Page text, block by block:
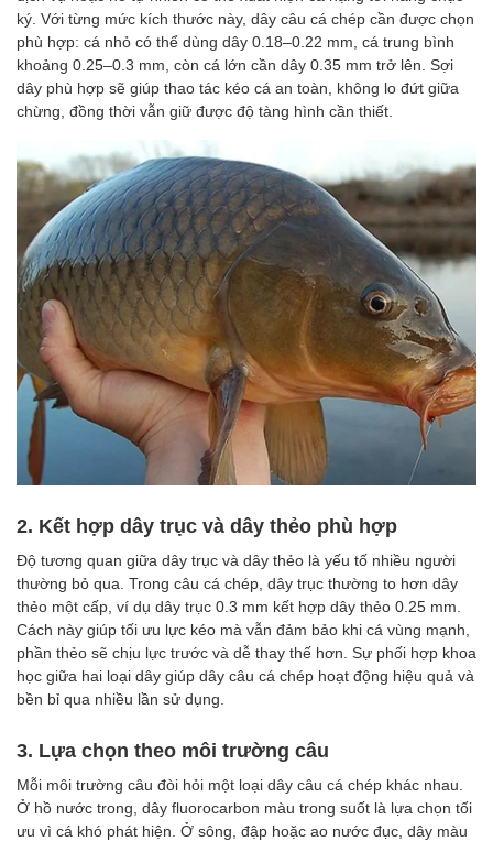
ký. Với từng mức kích thước này, dây câu cá chép cần được chọn
phù hợp: cá nhỏ có thể dùng dây 0.18–0.22 mm, cá trung bình
khoảng 0.25–0.3 mm, còn cá lớn cần dây 0.35 mm trở lên. Sợi
dây phù hợp sẽ giúp thao tác kéo cá an toàn, không lo đứt giữa
chừng, đồng thời vẫn giữ được độ tàng hình cần thiết.
2. Kết hợp dây trục và dây thẻo phù hợp
Độ tương quan giữa dây trục và dây thẻo là yếu tố nhiều người
thường bỏ qua. Trong câu cá chép, dây trục thường to hơn dây
thẻo một cấp, ví dụ dây trục 0.3 mm kết hợp dây thẻo 0.25 mm.
Cách này giúp tối ưu lực kéo mà vẫn đảm bảo khi cá vùng mạnh,
phần thẻo sẽ chịu lực trước và dễ thay thế hơn. Sự phối hợp khoa
học giữa hai loại dây giúp dây câu cá chép hoạt động hiệu quả và
bền bỉ qua nhiều lần sử dụng.
3. Lựa chọn theo môi trường câu
Mỗi môi trường câu đòi hỏi một loại dây câu cá chép khác nhau.
Ở hồ nước trong, dây fluorocarbon màu trong suốt là lựa chọn tối
ưu vì cá khó phát hiện. Ở sông, đập hoặc ao nước đục, dây màu